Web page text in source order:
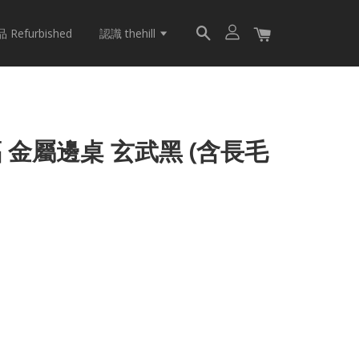
Refurbished 認識 thehill
金屬邊桌 玄武黑 (含長毛